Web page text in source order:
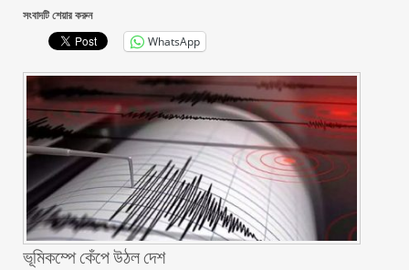
সংবাদটি শেয়ার করুন
WhatsApp
ভূমিকম্পে কেঁপে উঠল দেশ